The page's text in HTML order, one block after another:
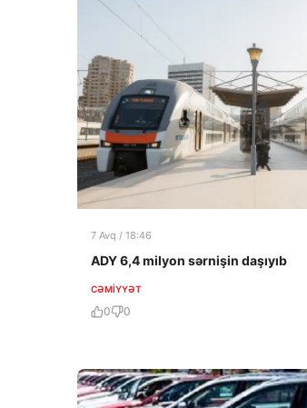
7 Avq / 18:46
ADY 6,4 milyon sərnişin daşıyıb
CƏMIYYƏT
0 0